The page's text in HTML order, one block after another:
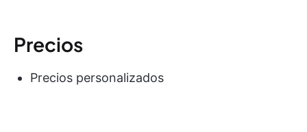
Precios
Precios personalizados